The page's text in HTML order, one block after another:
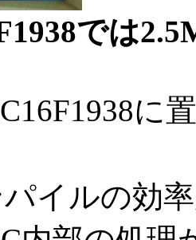
では
に
イルの効